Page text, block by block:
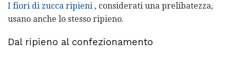
I fiori di zucca ripieni , considerati una prelibatezza,
usano anche lo stesso ripieno.
Dal ripieno al confezionamento